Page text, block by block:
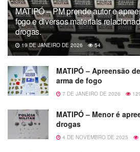
MATIPÓ – PM prende autor e
fogo e diversos materiais
drogas.
19 DE JANEIRO DE 2026 54
MATIPÓ – Apreensão
arma de fogo
7 DE JANEIRO DE 2026
MATIPÓ – Menor é
drogas
4 DE NOVEMBRO DE 2025